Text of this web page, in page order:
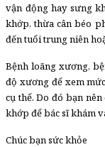
vận động hay sưng
khớp, thừa cân béo
đến tuổi trung niên
Bệnh loãng xương,
độ xương để xem
cụ thể. Do đó bạn
khớp để bác sĩ khám
Chúc bạn sức khỏe